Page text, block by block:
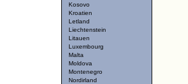
Kosovo
Kroatien
Letland
Liechtenstein
Litauen
Luxembourg
Malta
Moldova
Montenegro
Nordirland